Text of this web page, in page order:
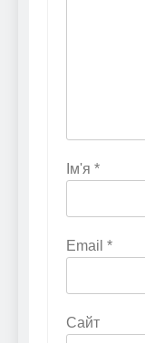
Ім'я *
Email *
Сайт